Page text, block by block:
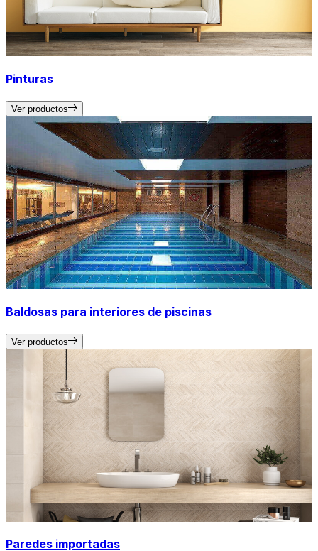
Pinturas
Ver productos
Baldosas para interiores de piscinas
Ver productos
Paredes importadas